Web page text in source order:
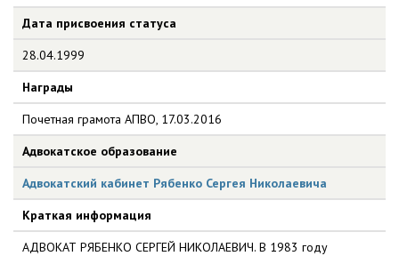
Дата присвоения статуса
28.04.1999
Награды
Почетная грамота АПВО, 17.03.2016
Адвокатское образование
Адвокатский кабинет Рябенко Сергея Николаевича
Краткая информация
АДВОКАТ РЯБЕНКО СЕРГЕЙ НИКОЛАЕВИЧ. В 1983 году